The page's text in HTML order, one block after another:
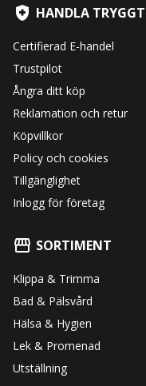
HANDLA TRYGGT
Certifierad E-handel
Trustpilot
Ångra ditt köp
Reklamation och retur
Köpvillkor
Policy och cookies
Tillgänglighet
Inlogg för företag
SORTIMENT
Klippa & Trimma
Bad & Pälsvård
Hälsa & Hygien
Lek & Promenad
Utställning